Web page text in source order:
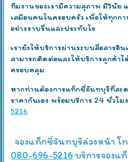
ทีมงานของเรามีความสุภาพ มีวินั
เสมือนคนในครอบครัว เพื่อให้ทุกก
อย่างราบรื่นและประทับใจ
เรายังให้บริการผ่านระบบสื่อสารอิน
สามารถติดต่อและให้บริการลูกค้าไ
ครอบคลุม
หากท่านต้องการแท็กซี่จันทบุรีที่สะ
ราคากันเอง พร้อมบริการ 24 ชั่วโม
5216
จองแท็กซี่จันทบุรีล่วงหน้า โ
080-696-5216 บริการจองแ